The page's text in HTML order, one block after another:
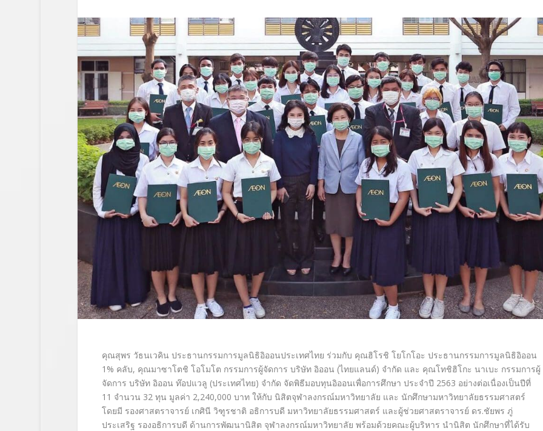
คุณสุพร วัธนเวคิน ประธานกรรมการมูลนิธิอิออนประเทศไทย ร่วมกับ คุณฮิโรชิ โยโกโอะ ประธานกรรมการมูลนิธิอิออน
1% คลับ, คุณมาซาโตชิ โอโมโต กรรมการผู้จัดการ บริษัท อิออน (ไทยแลนด์) จำกัด และ คุณโทชิฮิโกะ นาเบะ กรรมการผู้
จัดการ บริษัท อิออน ท๊อปแวลู (ประเทศไทย) จำกัด จัดพิธีมอบทุนอิออนเพื่อการศึกษา ประจำปี 2563 อย่างต่อเนื่องเป็นปีที่
11 จำนวน 32 ทุน มูลค่า 2,240,000 บาท ให้กับ นิสิตจุฬาลงกรณ์มหาวิทยาลัย และ นักศึกษามหาวิทยาลัยธรรมศาสตร์
โดยมี รองศาสตราจารย์ เกศินี วิฑูรชาติ อธิการบดี มหาวิทยาลัยธรรมศาสตร์ และผู้ช่วยศาสตราจารย์ ดร.ชัยพร ภู่
ประเสริฐ รองอธิการบดี ด้านการพัฒนานิสิต จุฬาลงกรณ์มหาวิทยาลัย พร้อมด้วยคณะผู้บริหาร นำนิสิต นักศึกษาที่ได้รับ